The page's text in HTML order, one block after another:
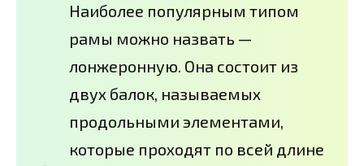
Наиболее популярным типом
рамы можно назвать —
лонжеронную. Она состоит из
двух балок, называемых
продольными элементами,
которые проходят по всей длине